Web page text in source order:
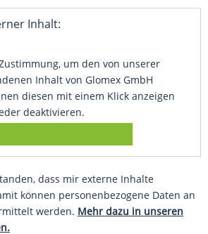
Inhalt:
um den von unserer
Inhalt von Glomex GmbH
diesen mit einem Klick anzeigen
deaktivieren.
dass mir externe Inhalte
können personenbezogene Daten an
werden. Mehr dazu in unseren